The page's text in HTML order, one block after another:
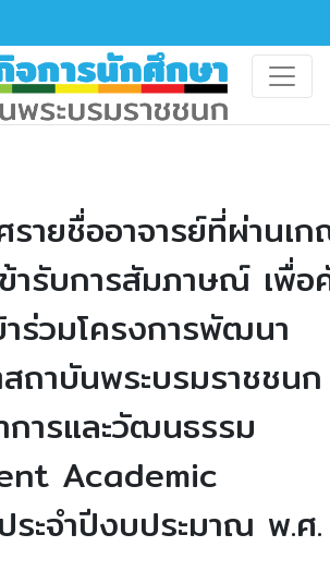
รายชื่ออาจารย์ที่ผ่านเ
ารับการสัมภาษณ์ เพื่อ
าร่วมโครงการพัฒนา
าบันพระบรมราชชนก
การและวัฒนธรรม
Academic
ะจำปีงบประมาณ พ.ศ.